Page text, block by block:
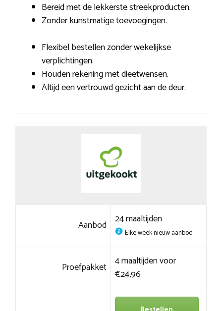
Bereid met de lekkerste streekproducten.
Zonder kunstmatige toevoegingen.
Flexibel bestellen zonder wekelijkse
verplichtingen.
Houden rekening met dieetwensen.
Altijd een vertrouwd gezicht aan de deur.
Aanbod 24 maaltijden
Elke week nieuw aanbod
Proefpakket 4 maaltijden voor
€24,96